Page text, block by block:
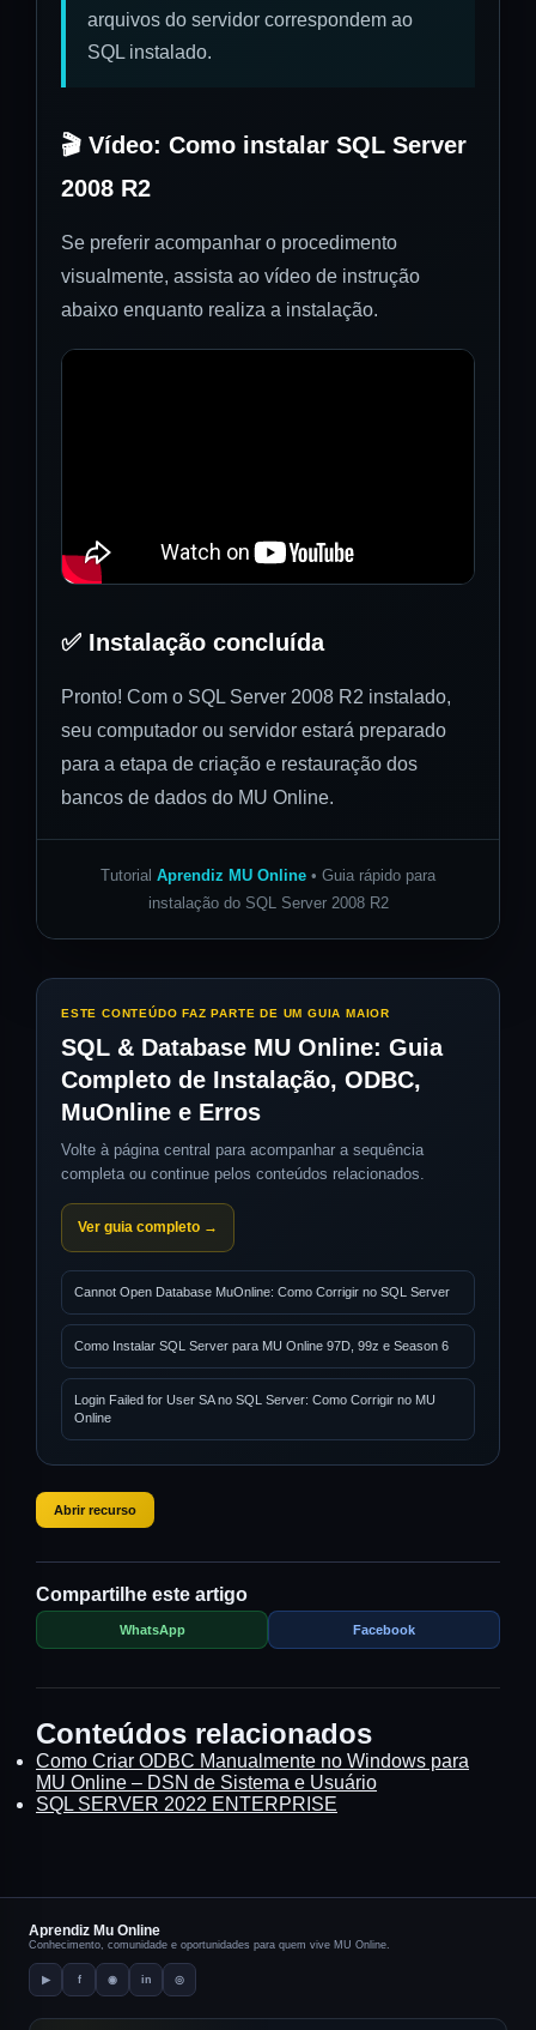
arquivos do servidor correspondem ao
SQL instalado.
🎬 Vídeo: Como instalar SQL Server
2008 R2
Se preferir acompanhar o procedimento
visualmente, assista ao vídeo de instrução
abaixo enquanto realiza a instalação.
✅ Instalação concluída
Pronto! Com o SQL Server 2008 R2 instalado,
seu computador ou servidor estará preparado
para a etapa de criação e restauração dos
bancos de dados do MU Online.
Tutorial Aprendiz MU Online • Guia rápido para
instalação do SQL Server 2008 R2
ESTE CONTEÚDO FAZ PARTE DE UM GUIA MAIOR
SQL & Database MU Online: Guia
Completo de Instalação, ODBC,
MuOnline e Erros
Volte à página central para acompanhar a sequência
completa ou continue pelos conteúdos relacionados.
Ver guia completo →
Cannot Open Database MuOnline: Como Corrigir no SQL Server
Como Instalar SQL Server para MU Online 97D, 99z e Season 6
Login Failed for User SA no SQL Server: Como Corrigir no MU
Online
Abrir recurso
Compartilhe este artigo
WhatsApp Facebook
Conteúdos relacionados
Como Criar ODBC Manualmente no Windows para
MU Online – DSN de Sistema e Usuário
SQL SERVER 2022 ENTERPRISE
Aprendiz Mu Online
Conhecimento, comunidade e oportunidades para quem vive MU Online.
▶ f ◉ in ◎